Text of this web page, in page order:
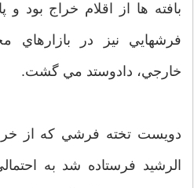
بافته ها از اقلام خراج
فرشهايي نيز در بازارهاي
خارجي، دادوستد مي گشت.
دويست تخته فرشي كه از
الرشيد فرستاده شد به